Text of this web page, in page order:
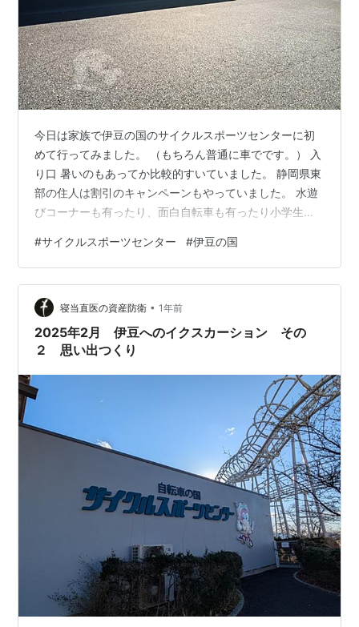
今日は家族で伊豆の国のサイクルスポーツセンターに初
めて行ってみました。 （もちろん普通に車でです。） 入
り口 暑いのもあってか比較的すいていました。 静岡県東
部の住人は割引のキャンペーンもやっていました。 水遊
びコーナーも有ったり、面白自転車も有ったり小学生ぐ
ファミリーサーキットもあります。 みんなで走れまし
た。 公園でしか走ったことが無く、 公道を走ったことな
い子供の練習には良い感じでした。 それとは別に5Kmの
コースもあって、 そちらは自分だけ挑戦してきました。
スタート地点（上から撮影） かなり暑かったです。 ２周
でいっぱいいっぱいで…
#サイクルスポーツセンター #伊豆の国
寝当直医の資産防衛 • 1年前
2025年2月 伊豆へのイクスカーション その
２ 思い出つくり